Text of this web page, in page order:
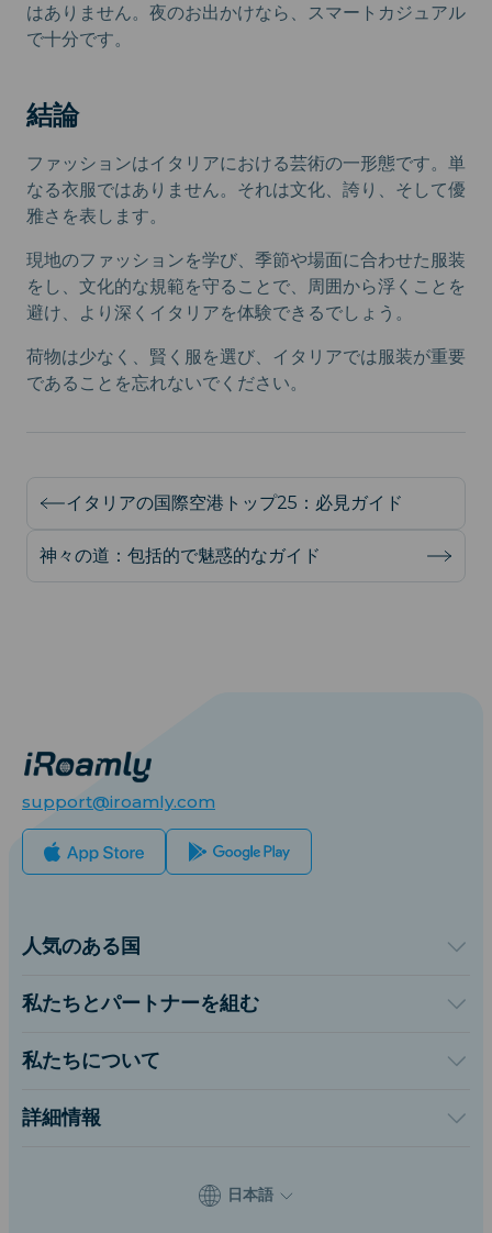
はありません。夜のお出かけなら、スマートカジュアル
で十分です。
結論
ファッションはイタリアにおける芸術の一形態です。単
なる衣服ではありません。それは文化、誇り、そして優
雅さを表します。
現地のファッションを学び、季節や場面に合わせた服装
をし、文化的な規範を守ることで、周囲から浮くことを
避け、より深くイタリアを体験できるでしょう。
荷物は少なく、賢く服を選び、イタリアでは服装が重要
であることを忘れないでください。
イタリアの国際空港トップ25：必見ガイド
神々の道：包括的で魅惑的なガイド
support@iroamly.com
人気のある国
イギリス
トルコ
タイ
イタリア
インド
私たちとパートナーを組む
紹介して稼ぐ
アフィリエイトプログラム
私たちについて
お問い合わせ
詳細情報
日本語